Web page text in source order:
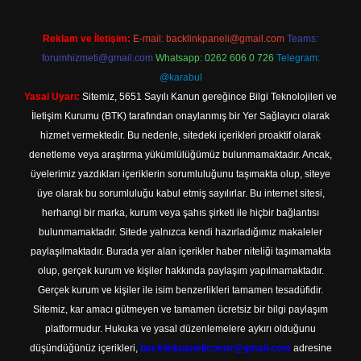
Reklam ve İletişim: E-mail: backlinkpaneli@gmail.com Teams:
forumhizmeti@gmail.com Whatsapp: 0262 606 0 726 Telegram:
@karabul
Yasal Uyarı: Sitemiz, 5651 Sayılı Kanun gereğince Bilgi Teknolojileri ve
İletişim Kurumu (BTK) tarafından onaylanmış bir Yer Sağlayıcı olarak
hizmet vermektedir. Bu nedenle, sitedeki içerikleri proaktif olarak
denetleme veya araştırma yükümlülüğümüz bulunmamaktadır. Ancak,
üyelerimiz yazdıkları içeriklerin sorumluluğunu taşımakta olup, siteye
üye olarak bu sorumluluğu kabul etmiş sayılırlar. Bu internet sitesi,
herhangi bir marka, kurum veya şahıs şirketi ile hiçbir bağlantısı
bulunmamaktadır. Sitede yalnızca kendi hazırladığımız makaleler
paylaşılmaktadır. Burada yer alan içerikler haber niteliği taşımamakta
olup, gerçek kurum ve kişiler hakkında paylaşım yapılmamaktadır.
Gerçek kurum ve kişiler ile isim benzerlikleri tamamen tesadüfidir.
Sitemiz, kar amacı gütmeyen ve tamamen ücretsiz bir bilgi paylaşım
platformudur. Hukuka ve yasal düzenlemelere aykırı olduğunu
düşündüğünüz içerikleri, backlinkpanelicomtr@gmail.com adresine